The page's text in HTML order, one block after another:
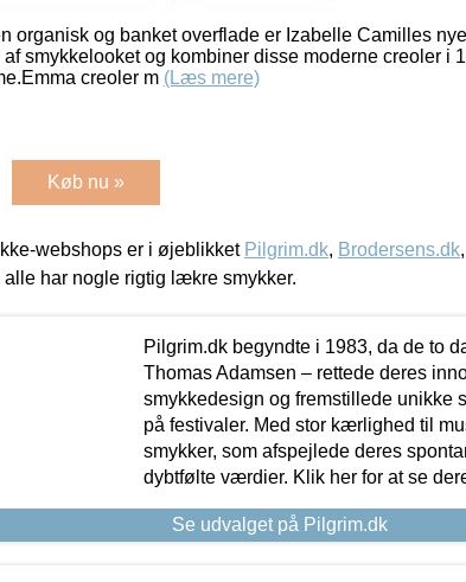
organisk og banket overflade er Izabelle Camilles
smykkelooket og kombiner disse moderne creoler i
creoler m (Læs mere)
Køb nu »
webshops er i øjeblikket Pilgrim.dk, Brodersens.dk,
alle har nogle rigtig lækre smykker.
Pilgrim.dk begyndte i 1983, da de to
Thomas Adamsen – rettede deres
smykkedesign og fremstillede unikke
på festivaler. Med stor kærlighed til
smykker, som afspejlede deres
dybtfølte værdier. Klik her for at se
Se udvalget på Pilgrim.dk